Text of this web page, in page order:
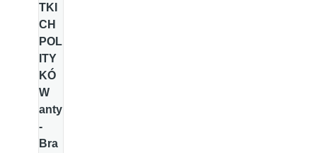
TKI
CH
POL
ITY
KÓ
W
anty
-
Bra